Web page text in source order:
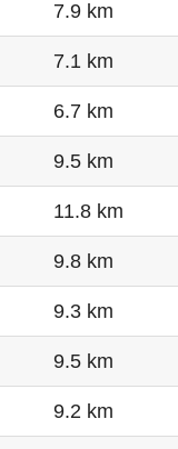
7.9 km
7.1 km
6.7 km
9.5 km
11.8 km
9.8 km
9.3 km
9.5 km
9.2 km